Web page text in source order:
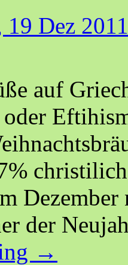
19 Dez
auf
oder
der
→